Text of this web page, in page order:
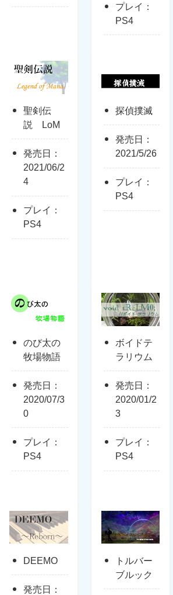
プレイ：
PS4
聖剣伝
説 LoM
発売日：
2021/06/2
4
プレイ：
PS4
探偵撲滅
発売日：
2021/5/26
プレイ：
PS4
のび太の
牧場物語
発売日：
2020/07/3
0
プレイ：
PS4
ボイドテ
ラリウム
発売日：
2020/01/2
3
プレイ：
PS4
DEEMO
発売日：
トルバー
ブルック